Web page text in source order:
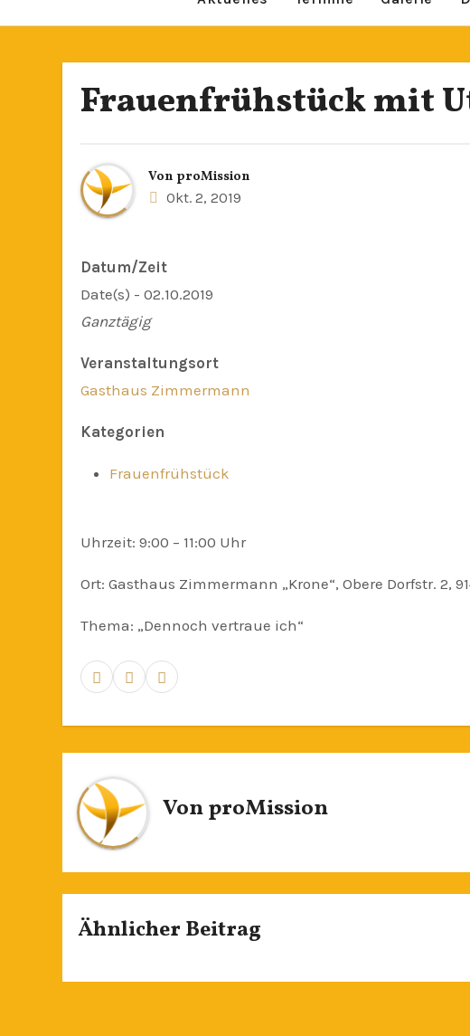
Frauenfrühstück mit
Von proMission
Okt. 2, 2019
Datum/Zeit
Date(s) - 02.10.2019
Ganztägig
Veranstaltungsort
Gasthaus Zimmermann
Kategorien
Frauenfrühstück
Uhrzeit: 9:00 – 11:00 Uhr
Ort: Gasthaus Zimmermann „Krone“, Obere Dorfstr. 2,
Thema: „Dennoch vertraue ich“
VonproMission
Ähnlicher Beitrag